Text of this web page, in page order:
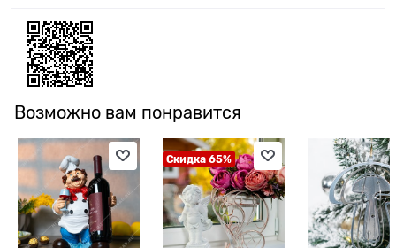
Возможно вам понравится
Скидка 65%